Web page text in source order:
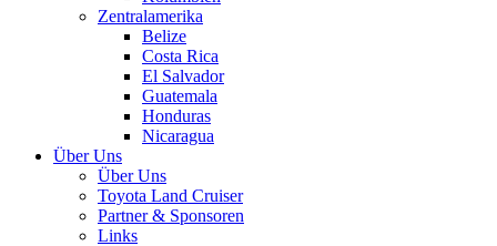
Zentralamerika
Belize
Costa Rica
El Salvador
Guatemala
Honduras
Nicaragua
Über Uns
Über Uns
Toyota Land Cruiser
Partner & Sponsoren
Links